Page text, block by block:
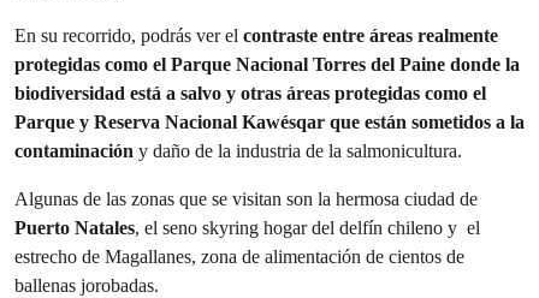
En su recorrido, podrás ver el contraste entre áreas realmente
protegidas como el Parque Nacional Torres del Paine donde la
biodiversidad está a salvo y otras áreas protegidas como el
Parque y Reserva Nacional Kawésqar que están sometidos a la
contaminación y daño de la industria de la salmonicultura.
Algunas de las zonas que se visitan son la hermosa ciudad de
Puerto Natales, el seno skyring hogar del delfín chileno y el
estrecho de Magallanes, zona de alimentación de cientos de
ballenas jorobadas.